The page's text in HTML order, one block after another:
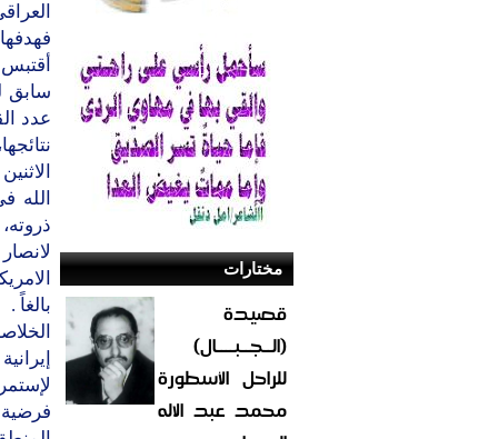
مختارات
قصيدة
(الــجــبــــال)
للراحل الأسطورة
محمد عبد الاله
سابق
عدد
الله
بالغاً .